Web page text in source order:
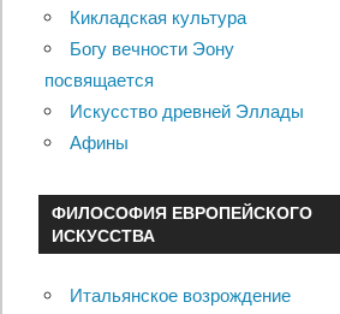
Кикладская культура
Богу вечности Эону
посвящается
Искусство древней Эллады
Афины
ФИЛОСОФИЯ ЕВРОПЕЙСКОГО
ИСКУССТВА
Итальянское возрождение